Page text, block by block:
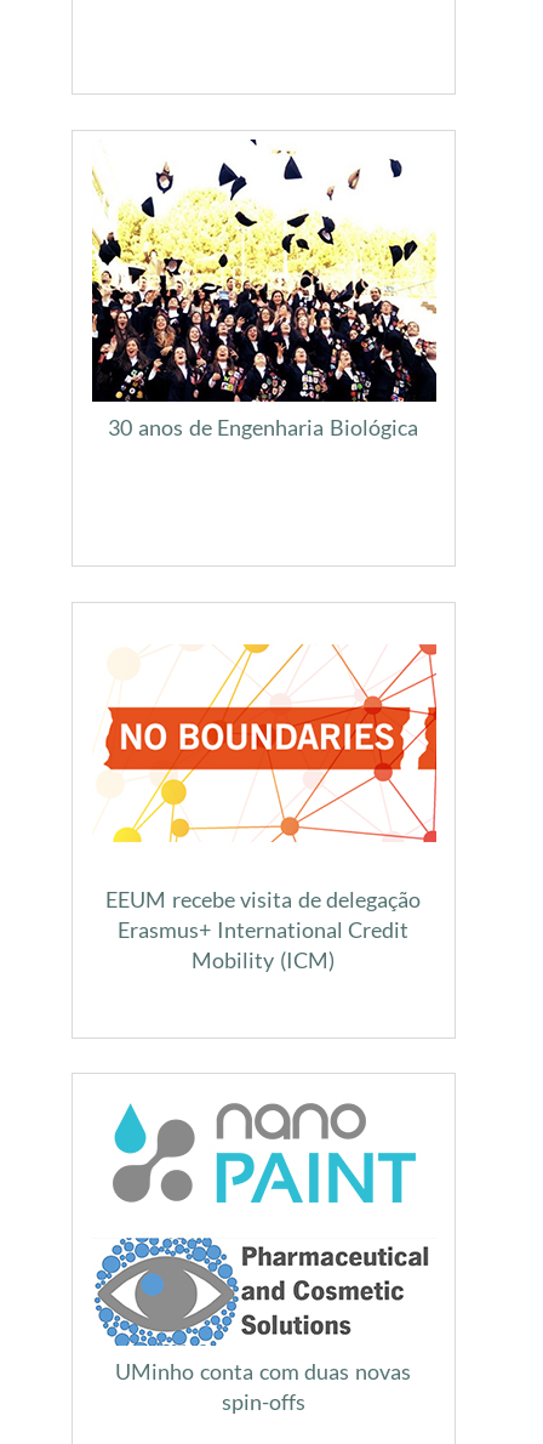
30 anos de Engenharia Biológica
EEUM recebe visita de delegação
Erasmus+ International Credit
Mobility (ICM)
UMinho conta com duas novas
spin-offs